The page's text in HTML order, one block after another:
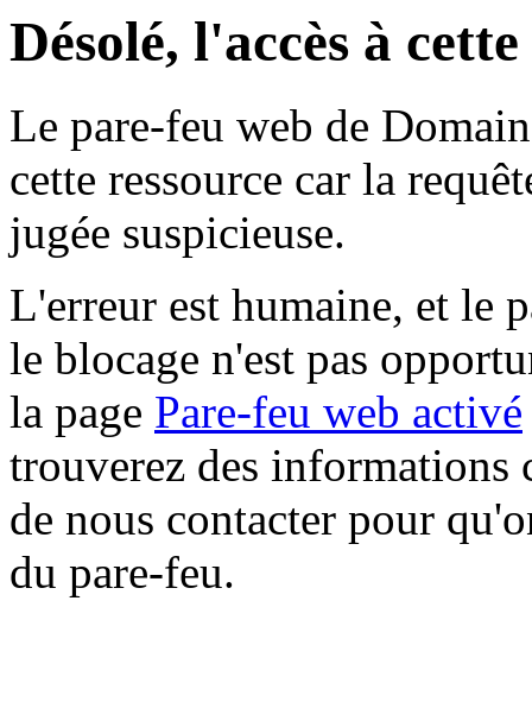
Désolé, l'accès à
Le pare-feu web de
cette ressource car la
jugée suspicieuse.
L'erreur est humaine, et le
le blocage n'est pas
la page Pare-feu web activé
trouverez des informations
de nous contacter pour
du pare-feu.